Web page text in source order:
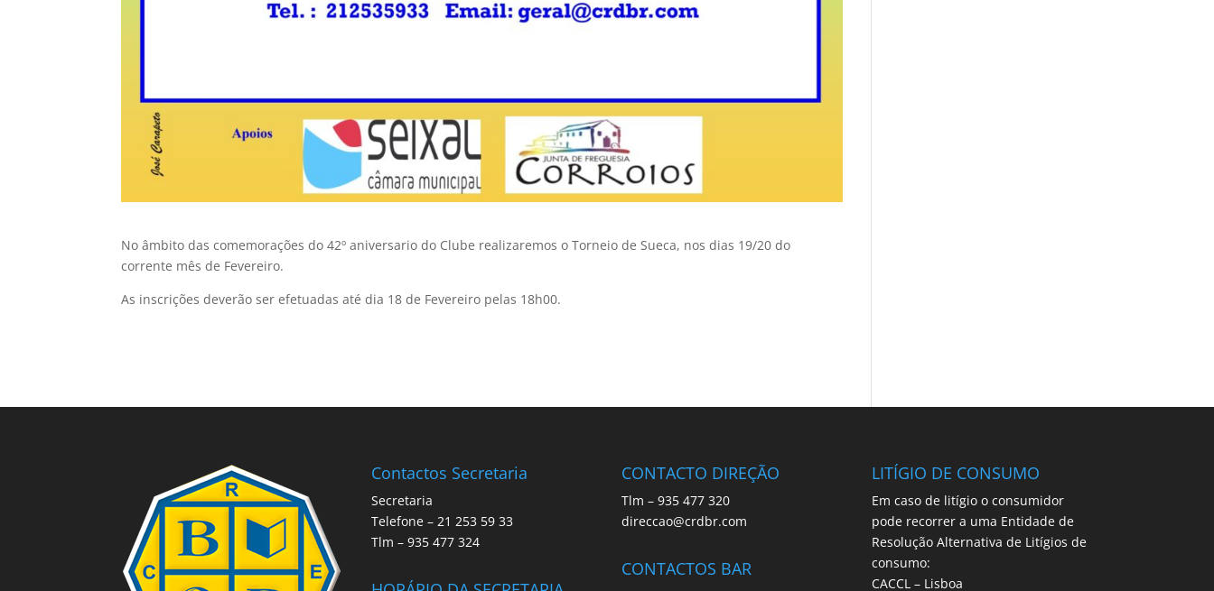
No âmbito das comemorações do 42º aniversario do Clube realizaremos o Torneio de Sueca, nos dias 19/20 do
corrente mês de Fevereiro.
As inscrições deverão ser efetuadas até dia 18 de Fevereiro pelas 18h00.
Contactos Secretaria
Secretaria
Telefone – 21 253 59 33
Tlm – 935 477 324
CONTACTO DIREÇÃO
Tlm – 935 477 320
direccao@crdbr.com
CONTACTOS BAR
LITÍGIO DE CONSUMO
Em caso de litígio o consumidor
pode recorrer a uma Entidade de
Resolução Alternativa de Litígios de
consumo:
CACCL – Lisboa